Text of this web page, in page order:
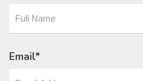
Email*